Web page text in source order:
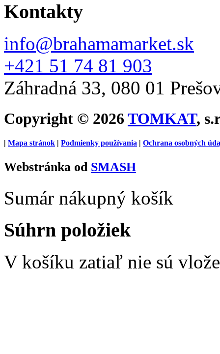
Kontakty
info@brahamamarket.sk
+421 51 74 81 903
Záhradná 33, 080 01
Copyright © 2026 TOMKAT,
| Mapa stránok | Podmienky používania | Ochrana osobných
Webstránka od SMASH
Sumár nákupný košík
Súhrn položiek
V košíku zatiaľ nie sú